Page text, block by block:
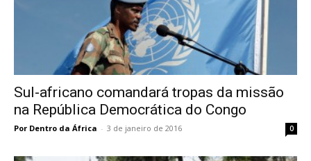
Sul-africano comandará tropas da missão
na República Democrática do Congo
Por Dentro da África - 3 de janeiro de 2016 0